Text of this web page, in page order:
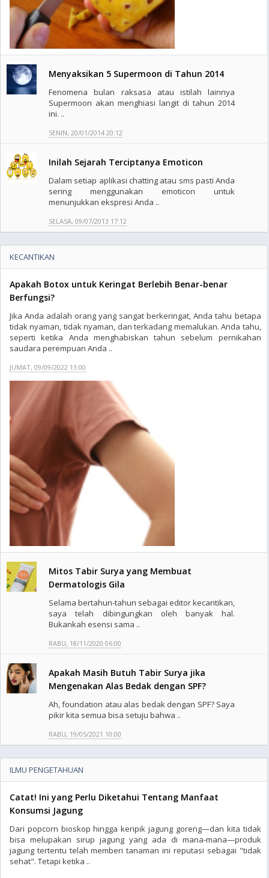
Menyaksikan 5 Supermoon di Tahun 2014
Fenomena bulan raksasa atau istilah lainnya
Supermoon akan menghiasi langit di tahun 2014
ini. ..
SENIN, 20/01/2014 20:12
Inilah Sejarah Terciptanya Emoticon
Dalam setiap aplikasi chatting atau sms pasti Anda
sering menggunakan emoticon untuk
menunjukkan ekspresi Anda ..
SELASA, 09/07/2013 17:12
KECANTIKAN
Apakah Botox untuk Keringat Berlebih Benar-benar
Berfungsi?
Jika Anda adalah orang yang sangat berkeringat, Anda tahu betapa
tidak nyaman, tidak nyaman, dan terkadang memalukan. Anda tahu,
seperti ketika Anda menghabiskan tahun sebelum pernikahan
saudara perempuan Anda ..
JUMAT, 09/09/2022 13:00
Mitos Tabir Surya yang Membuat
Dermatologis Gila
Selama bertahun-tahun sebagai editor kecantikan,
saya telah dibingungkan oleh banyak hal.
Bukankah esensi sama ..
RABU, 18/11/2020 06:00
Apakah Masih Butuh Tabir Surya jika
Mengenakan Alas Bedak dengan SPF?
Ah, foundation atau alas bedak dengan SPF? Saya
pikir kita semua bisa setuju bahwa ..
RABU, 19/05/2021 10:00
ILMU PENGETAHUAN
Catat! Ini yang Perlu Diketahui Tentang Manfaat
Konsumsi Jagung
Dari popcorn bioskop hingga keripik jagung goreng—dan kita tidak
bisa melupakan sirup jagung yang ada di mana-mana—produk
jagung tertentu telah memberi tanaman ini reputasi sebagai "tidak
sehat". Tetapi ketika ..